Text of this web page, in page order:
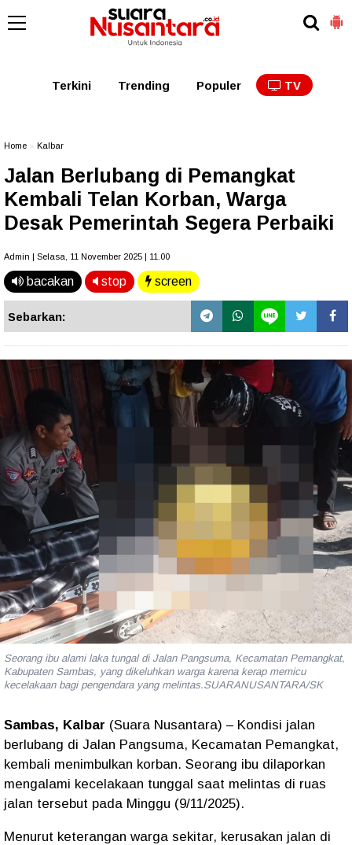
Kalbar Kalteng
Terkini Trending Populer TV
Home Kalbar
Jalan Berlubang di Pemangkat
Kembali Telan Korban, Warga
Desak Pemerintah Segera Perbaiki
Admin | Selasa, 11 November 2025 | 11.00
bacakan stop screen
Sebarkan:
Seorang ibu alami laka tungal di Jalan Pangsuma, Kecamatan Pemangkat,
Kabupaten Sambas, yang dikeluhkan warga karena kerap memicu
kecelakaan bagi pengendara yang melintas.SUARANUSANTARA/SK
Sambas, Kalbar (Suara Nusantara) – Kondisi jalan
berlubang di Jalan Pangsuma, Kecamatan Pemangkat,
kembali menimbulkan korban. Seorang ibu dilaporkan
mengalami kecelakaan tunggal saat melintas di ruas
jalan tersebut pada Minggu (9/11/2025).
Menurut keterangan warga sekitar, kerusakan jalan di